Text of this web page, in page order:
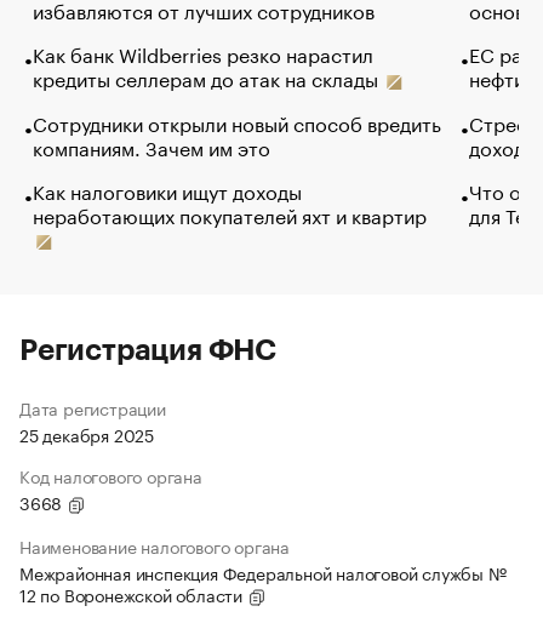
избавляются от лучших сотрудников
Как банк Wildberries резко нарастил
кредиты селлерам до атак на склады
Сотрудники открыли новый способ вредить
компаниям. Зачем им это
Как налоговики ищут доходы
неработающих покупателей яхт и квартир
основ
ЕС
нефти
Что
для
Регистрация ФНС
Дата регистрации
25 декабря 2025
Код налогового органа
3668
Наименование налогового органа
Межрайонная инспекция Федеральной налоговой службы №
12 по Воронежской области